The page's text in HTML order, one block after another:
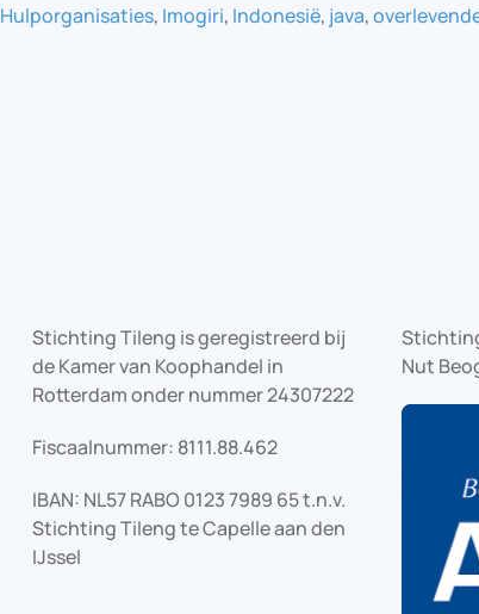
Hulporganisaties, Imogiri, Indonesië, java,
Stichting Tileng is geregistreerd bij
de Kamer van Koophandel in
Rotterdam onder nummer 24307222
Fiscaalnummer: 8111.88.462
IBAN: NL57 RABO 0123 7989 65 t.n.v.
Stichting Tileng te Capelle aan den
IJssel
Nut